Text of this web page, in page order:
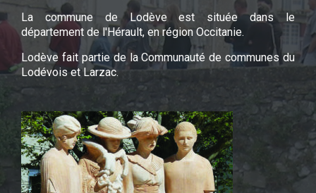
La commune de Lodève est située dans le
département de l'Hérault, en région Occitanie.
Lodève fait partie de la Communauté de communes du
Lodévois et Larzac.